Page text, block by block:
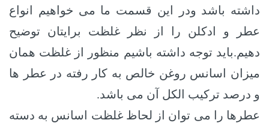
داشته باشد ودر این قسمت ما می خواهیم انواع
عطر و ادکلن را از نظر غلظت برایتان توضیح
دهیم.باید توجه داشته باشیم منظور از غلظت همان
میزان اسانس روغن خالص به کار رفته در عطر ها
و درصد ترکیب الکل آن می باشد.
عطرها را می توان از لحاظ غلظت اسانس به دسته